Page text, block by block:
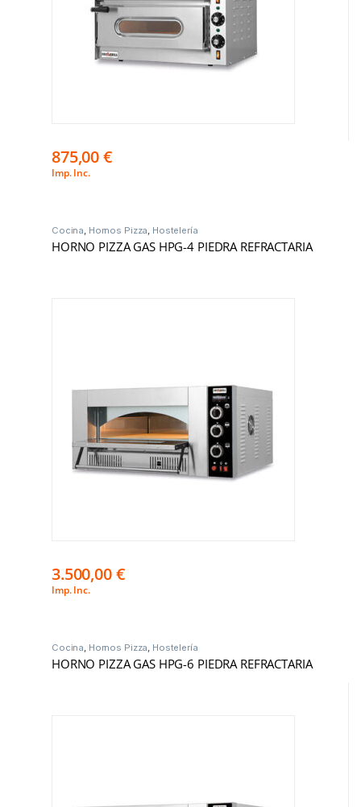
875,00€
Imp. Inc.
Cocina, Hornos Pizza, Hostelería
HORNO PIZZA GAS HPG-4 PIEDRA REFRACTARIA
3.500,00€
Imp. Inc.
Cocina, Hornos Pizza, Hostelería
HORNO PIZZA GAS HPG-6 PIEDRA REFRACTARIA